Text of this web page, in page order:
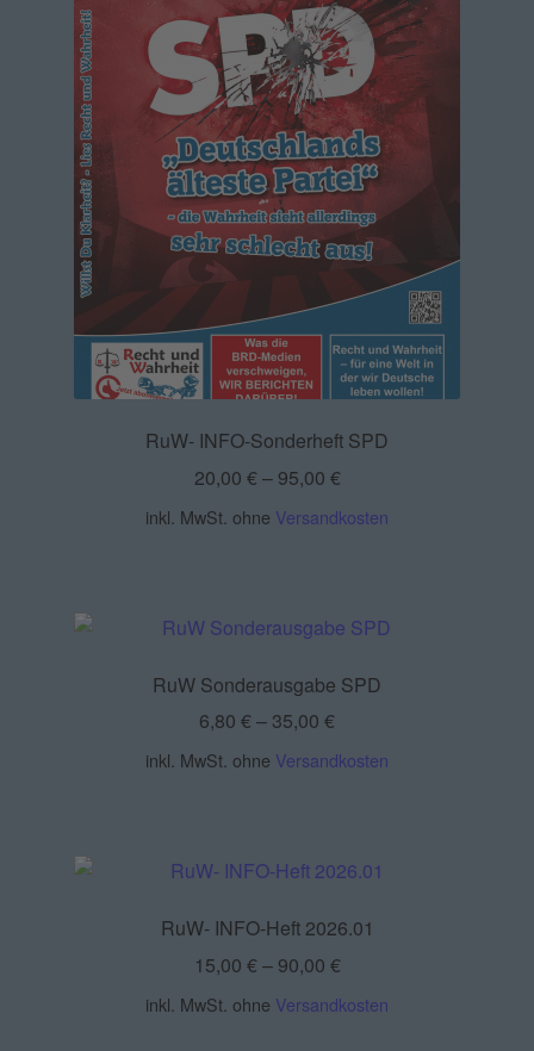
RuW- INFO-Sonderheft SPD
20,00 €– 95,00 €
inkl. MwSt. ohne Versandkosten
RuW Sonderausgabe SPD
6,80 €– 35,00 €
inkl. MwSt. ohne Versandkosten
RuW- INFO-Heft 2026.01
15,00 €– 90,00 €
inkl. MwSt. ohne Versandkosten